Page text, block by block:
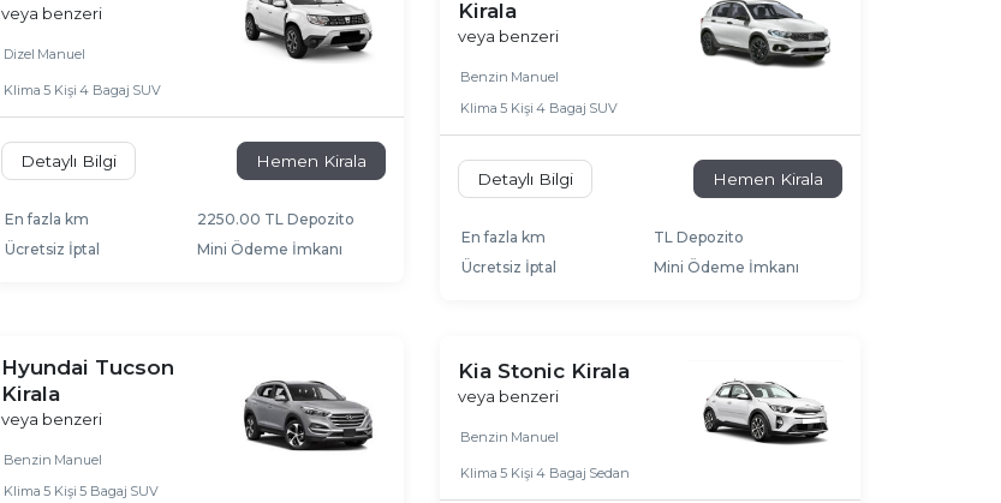
veya benzeri
Dizel Manuel
Klima 5 Kişi 4 Bagaj SUV
Detaylı Bilgi Hemen Kirala
En fazla km
2250.00 TL Depozito
Ücretsiz İptal
Mini Ödeme İmkanı
Kirala
veya benzeri
Benzin Manuel
Klima 5 Kişi 4 Bagaj SUV
Detaylı Bilgi Hemen Kirala
En fazla km
TL Depozito
Ücretsiz İptal
Mini Ödeme İmkanı
Hyundai Tucson
Kirala
veya benzeri
Benzin Manuel
Klima 5 Kişi 5 Bagaj SUV
Kia Stonic Kirala
veya benzeri
Benzin Manuel
Klima 5 Kişi 4 Bagaj Sedan